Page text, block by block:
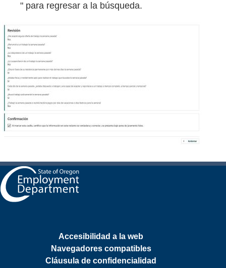
" para regresar a la búsqueda.
Accesibilidad a la web
Navegadores compatibles
Cláusula de confidencialidad